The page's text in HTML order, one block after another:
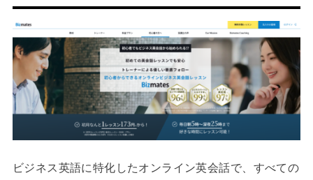
ビジネス英語に特化したオンライン英会話で、すべての